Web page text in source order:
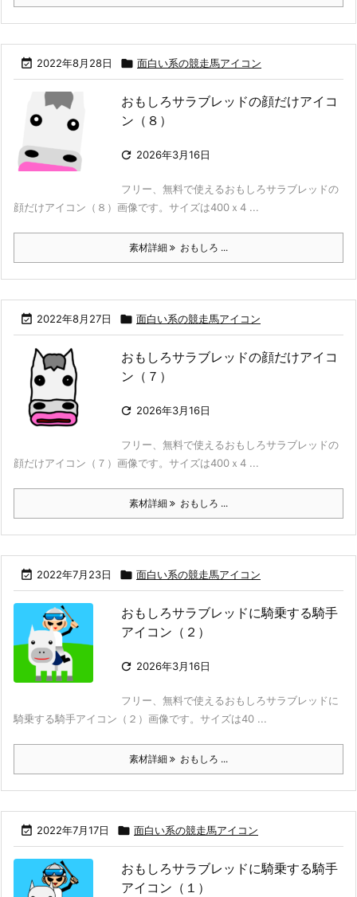
 2022年8月28日  面白い系の競走馬アイコン
おもしろサラブレッドの顔だけアイコ
ン（８）
 2026年3月16日
フリー、無料で使えるおもしろサラブレッドの
顔だけアイコン（８）画像です。サイズは400ｘ4 ...
素材詳細 おもしろ ...
 2022年8月27日  面白い系の競走馬アイコン
おもしろサラブレッドの顔だけアイコ
ン（７）
 2026年3月16日
フリー、無料で使えるおもしろサラブレッドの
顔だけアイコン（７）画像です。サイズは400ｘ4 ...
素材詳細 おもしろ ...
 2022年7月23日  面白い系の競走馬アイコン
おもしろサラブレッドに騎乗する騎手
アイコン（２）
 2026年3月16日
フリー、無料で使えるおもしろサラブレッドに
騎乗する騎手アイコン（２）画像です。サイズは40 ...
素材詳細 おもしろ ...
 2022年7月17日  面白い系の競走馬アイコン
おもしろサラブレッドに騎乗する騎手
アイコン（１）